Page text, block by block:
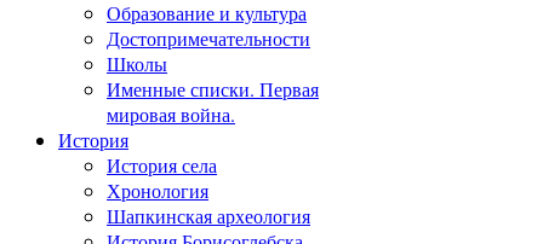
Образование и культура
Достопримечательности
Школы
Именные списки. Первая
мировая война.
История
История села
Хронология
Шапкинская археология